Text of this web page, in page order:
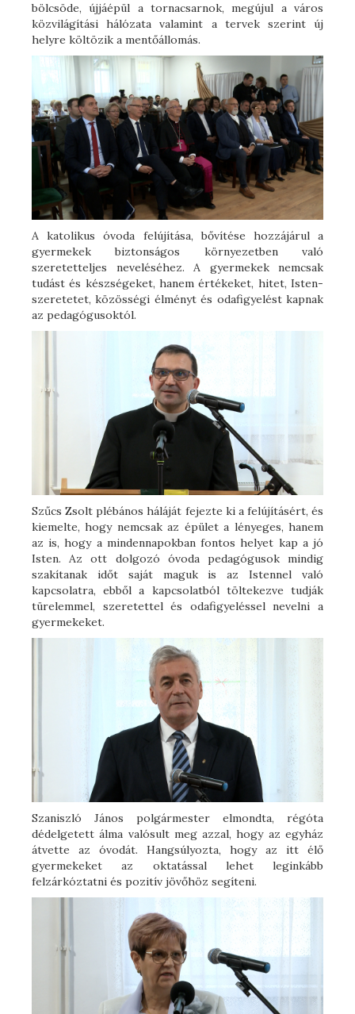
bölcsöde, újjáépül a tornacsarnok, megújul a város
közvilágítási hálózata valamint a tervek szerint új
helyre költözik a mentőállomás.
A katolikus óvoda felújítása, bővítése hozzájárul a
gyermekek biztonságos környezetben való
szeretetteljes neveléséhez. A gyermekek nemcsak
tudást és készségeket, hanem értékeket, hitet, Isten-
szeretetet, közösségi élményt és odafigyelést kapnak
az pedagógusoktól.
Szűcs Zsolt plébános háláját fejezte ki a felújításért, és
kiemelte, hogy nemcsak az épület a lényeges, hanem
az is, hogy a mindennapokban fontos helyet kap a jó
Isten. Az ott dolgozó óvoda pedagógusok mindig
szakítanak időt saját maguk is az Istennel való
kapcsolatra, ebből a kapcsolatból töltekezve tudják
türelemmel, szeretettel és odafigyeléssel nevelni a
gyermekeket.
Szaniszló János polgármester elmondta, régóta
dédelgetett álma valósult meg azzal, hogy az egyház
átvette az óvodát. Hangsúlyozta, hogy az itt élő
gyermekeket az oktatással lehet leginkább
felzárkóztatni és pozitív jövőhöz segíteni.